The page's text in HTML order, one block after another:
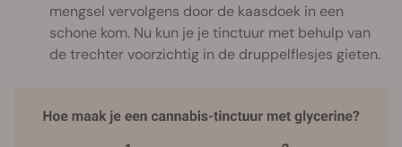
mengsel vervolgens door de kaasdoek in een
schone kom. Nu kun je je tinctuur met behulp van
de trechter voorzichtig in de druppelflesjes gieten.